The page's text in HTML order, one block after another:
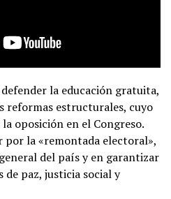
la educación gratuita,
reformas estructurales, cuyo
oposición en el Congreso.
por la «remontada electoral»,
del país y en garantizar
paz, justicia social y